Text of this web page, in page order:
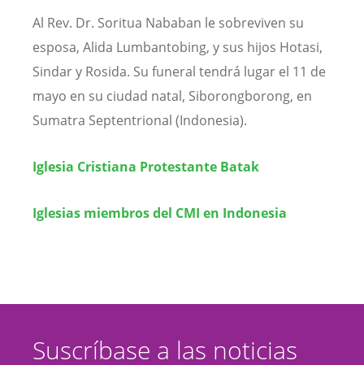
Al Rev. Dr. Soritua Nababan le sobreviven su
esposa, Alida Lumbantobing, y sus hijos Hotasi,
Sindar y Rosida. Su funeral tendrá lugar el 11 de
mayo en su ciudad natal, Siborongborong, en
Sumatra Septentrional (Indonesia).
Iglesia Cristiana Protestante Batak
Iglesias miembros del CMI en Indonesia
Suscríbase a las noticias